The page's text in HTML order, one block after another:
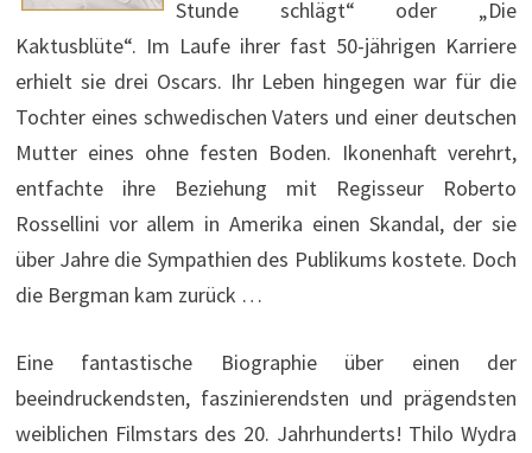
Stunde schlägt“ oder „Die
Kaktusblüte“. Im Laufe ihrer fast 50-jährigen Karriere
erhielt sie drei Oscars. Ihr Leben hingegen war für die
Tochter eines schwedischen Vaters und einer deutschen
Mutter eines ohne festen Boden. Ikonenhaft verehrt,
entfachte ihre Beziehung mit Regisseur Roberto
Rossellini vor allem in Amerika einen Skandal, der sie
über Jahre die Sympathien des Publikums kostete. Doch
die Bergman kam zurück …
Eine fantastische Biographie über einen der
beeindruckendsten, faszinierendsten und prägendsten
weiblichen Filmstars des 20. Jahrhunderts! Thilo Wydra